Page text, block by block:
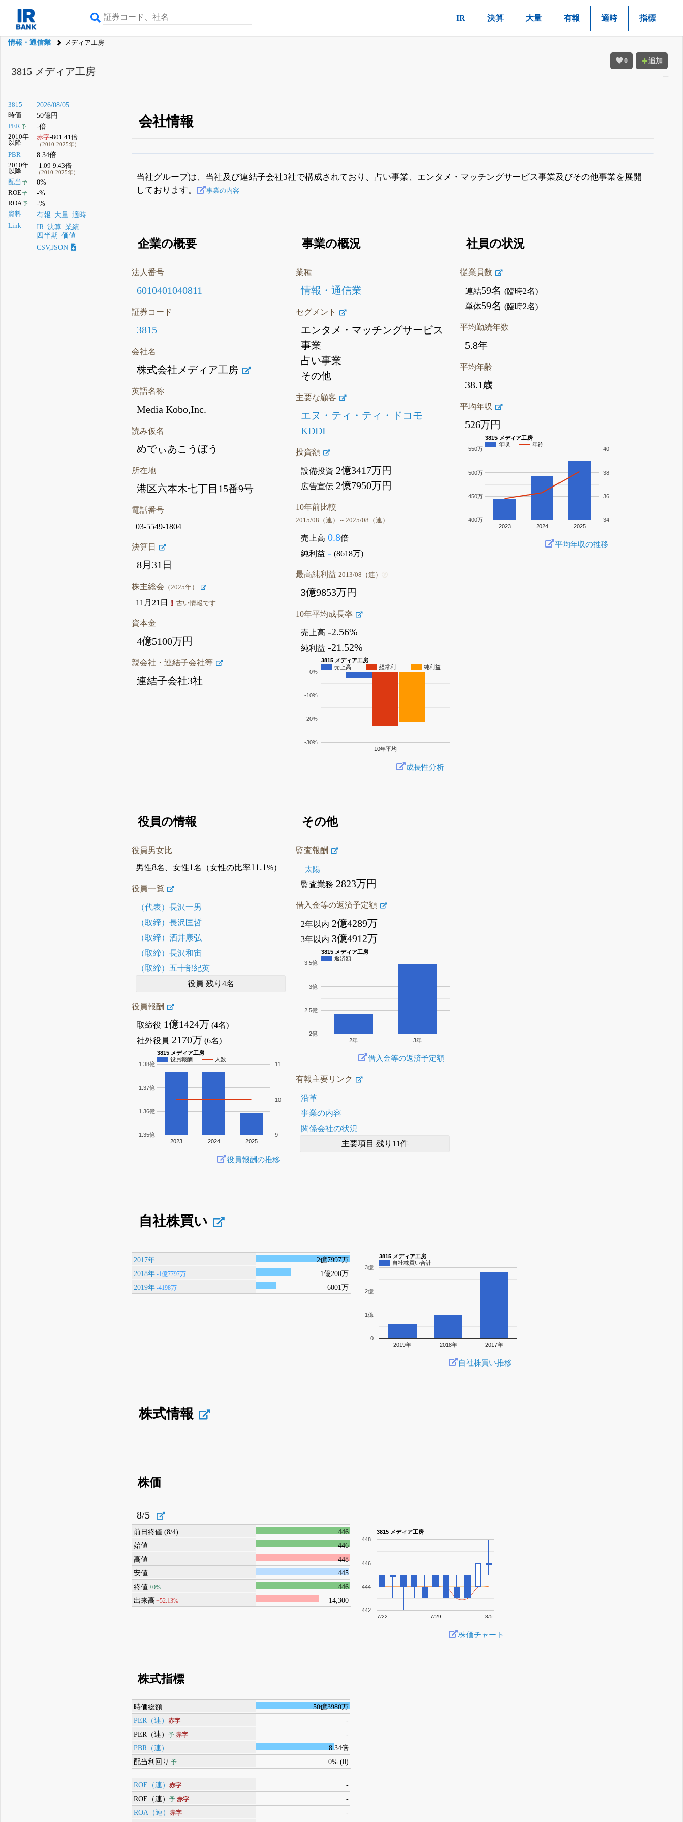
IR 決算 大量 有報 適時 指標
情報・通信業 メディア工房
0 追加
3815 メディア工房
3815 2026/08/05
時価 50億円
PER予 -倍
2010年
以降
赤字-801.41倍
（2010-2025年）
PBR 8.34倍
2010年
以降
1.09-9.43倍
（2010-2025年）
配当 予 0%
ROE予 -%
ROA 予 -%
資料 有報 大量 適時
Link IR 決算 業績
四半期 価値
CSV,JSON
会社情報
無料でβ版をはじめる
登録すると永久30%OFFと米株版の先行利用も付きます
当社グループは、当社及び連結子会社3社で構成されており、占い事業、エンタメ・マッチングサービス事業及びその他事業を展開
しております。
事業の内容
企業の概要
法人番号
6010401040811
証券コード
3815
会社名
株式会社メディア工房
英語名称
Media Kobo,Inc.
読み仮名
めでぃあこうぼう
所在地
港区六本木七丁目15番9号
電話番号
03-5549-1804
決算日
8月31日
株主総会 （2025年）
11月21日 古い情報です
資本金
4億5100万円
親会社・連結子会社等
連結子会社3社
事業の概況
業種
情報・通信業
セグメント
エンタメ・マッチングサービス
事業
占い事業
その他
主要な顧客
エヌ・ティ・ティ・ドコモ
KDDI
投資額
設備投資 2億3417万円
広告宣伝 2億7950万円
10年前比較
2015/08（連）～2025/08（連）
売上高 0.8倍
純利益 - (8618万)
最高純利益2013/08（連）
3億9853万円
10年平均成長率
売上高 -2.56%
純利益 -21.52%
3815 メディア工房
売上高…
経常利… 純利益…
10年平均
-30%
-20%
-10%
0%
成長性分析
社員の状況
従業員数
連結59名(臨時2名)
単体59名(臨時2名)
平均勤続年数
5.8年
平均年齢
38.1歳
平均年収
526万円
3815 メディア工房
年収
年齢
2023 2024 2025
400万
450万
500万
550万
34
36
38
40
平均年収の推移
役員の情報
役員男女比
男性8名、女性1名（女性の比率11.1%）
役員一覧
（代表）長沢一男
（取締）長沢匡哲
（取締）酒井康弘
（取締）長沢和宙
（取締）五十部紀英
役員 残り4名
役員報酬
取締役 1億1424万 (4名)
社外役員 2170万 (6名)
3815 メディア工房
役員報酬
人数
2023 2024 2025
1.35億
1.36億
1.37億
1.38億
9
10
11
役員報酬の推移
その他
監査報酬
太陽
監査業務 2823万円
借入金等の返済予定額
2年以内 2億4289万
3年以内 3億4912万
3815 メディア工房
返済額
2年 3年
2億
2.5億
3億
3.5億
借入金等の返済予定額
有報主要リンク
沿革
事業の内容
関係会社の状況
主要項目 残り11件
自社株買い
2017年
2億7997万
2018年 -1億7797万
1億200万
2019年 -4198万 6001万
3815 メディア工房
自社株買い合計
2019年 2018年 2017年
0
1億
2億
3億
自社株買い推移
株式情報
株価
8/5
前日終値 (8/4)
446
始値
446
高値
448
安値
445
終値 ±0%
446
出来高 +52.13% 14,300
3815 メディア工房
7/22 7/29 8/5
442
444
446
448
株価チャート
株式指標
時価総額
50億3980万
PER（連）赤字
-
PER（連）予 赤字
-
PBR（連）
8.34倍
配当利回り 予 0% (0)
ROE（連）赤字
-
ROE（連）予 赤字
-
ROA（連）赤字 -